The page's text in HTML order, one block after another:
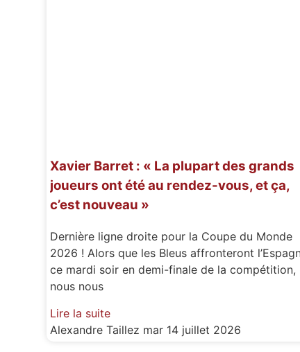
Xavier Barret : « La plupart des grands
joueurs ont été au rendez-vous, et ça,
c’est nouveau »
Dernière ligne droite pour la Coupe du Monde
2026 ! Alors que les Bleus affronteront
ce mardi soir en demi-finale de la compétition,
nous nous
Lire la suite
Alexandre Taillez mar 14 juillet 2026